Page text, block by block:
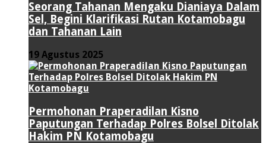
Seorang Tahanan Mengaku Dianiaya Dalam
Sel, Begini Klarifikasi Rutan Kotamobagu
dan Tahanan Lain
19 Agustus 2025
Permohonan Praperadilan Kisno
Paputungan Terhadap Polres Bolsel Ditolak
Hakim PN Kotamobagu